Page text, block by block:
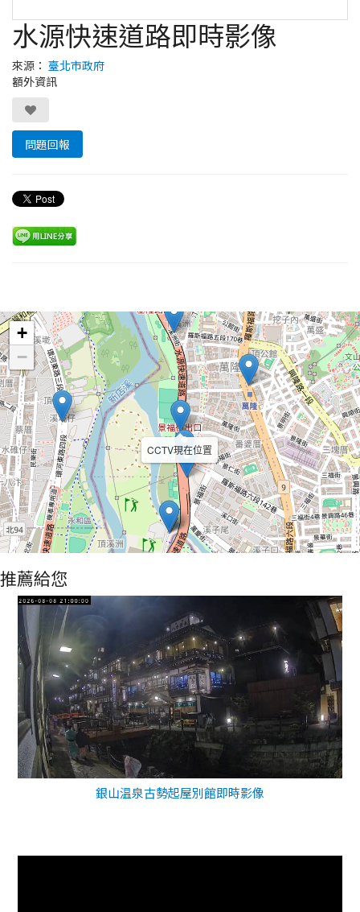
水源快速道路即時影像
來源： 臺北市政府
額外資訊
問題回報
CCTV現在位置
+
−
推薦給您
銀山温泉古勢起屋別館即時影像